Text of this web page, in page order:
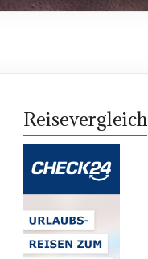
Reisevergleich